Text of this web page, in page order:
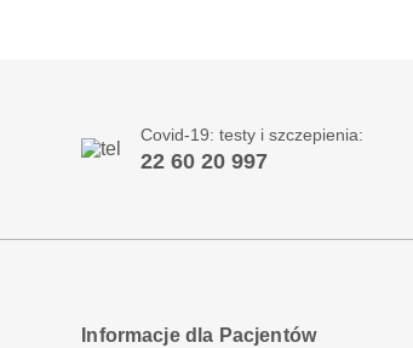
Covid-19: testy i szczepienia:
22 60 20 997
Informacje dla Pacjentów